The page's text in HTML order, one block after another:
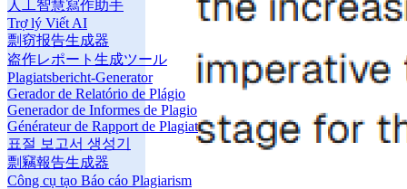
人工智慧寫作助手
Trợ lý Viết AI
剽窃报告生成器
盗作レポート生成ツール
Plagiatsbericht-Generator
Gerador de Relatório de Plágio
Generador de Informes de Plagio
Générateur de Rapport de Plagiat
표절 보고서 생성기
剽竊報告生成器
Công cụ tạo Báo cáo Plagiarism